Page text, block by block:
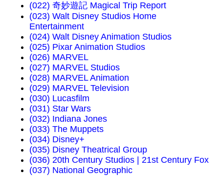
(022) 奇妙遊記 Magical Trip Report
(023) Walt Disney Studios Home
Entertainment
(024) Walt Disney Animation Studios
(025) Pixar Animation Studios
(026) MARVEL
(027) MARVEL Studios
(028) MARVEL Animation
(029) MARVEL Television
(030) Lucasfilm
(031) Star Wars
(032) Indiana Jones
(033) The Muppets
(034) Disney+
(035) Disney Theatrical Group
(036) 20th Century Studios | 21st Century Fox
(037) National Geographic